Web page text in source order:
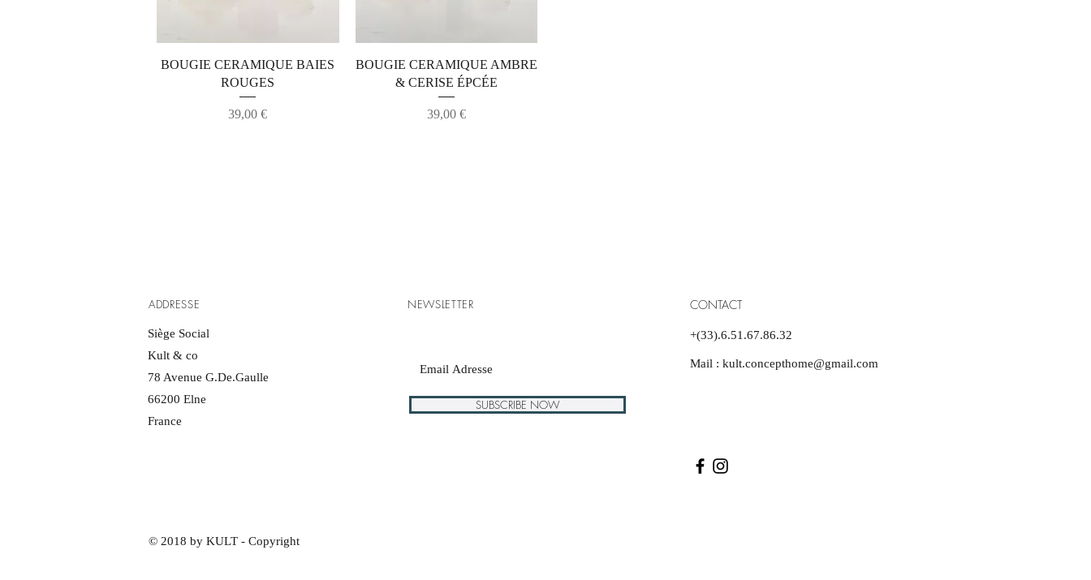
Aperçu rapide
BOUGIE CERAMIQUE BAIES
ROUGES
Prix
39,00 €
Aperçu rapide
BOUGIE CERAMIQUE AMBRE
& CERISE ÉPCÉE
Prix
39,00 €
ADDRESSE
Siège Social
Kult & co
78 Avenue G.De.Gaulle
66200 Elne
France
NEWSLETTER
SUBSCRIBE NOW
CONTACT
+(33).6.51.67.86.32
Mail : kult.concepthome@gmail.com
© 2018 by KULT - Copyright